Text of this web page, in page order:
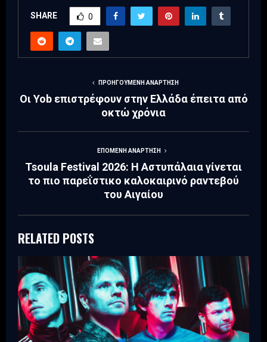
SHARE 0
ΠΡΟΗΓΟΎΜΕΝΗ ΑΝΆΡΤΗΣΗ
Οι Yob επιστρέφουν στην Ελλάδα έπειτα από
οκτώ χρόνια
ΕΠΌΜΕΝΗ ΑΝΆΡΤΗΣΗ
Tsoula Festival 2026: Η Αστυπάλαια γίνεται
το πιο παρεΐστικο καλοκαιρινό ραντεβού
του Αιγαίου
RELATED POSTS